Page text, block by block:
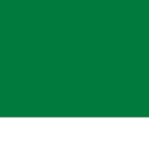
العمل، والاختبارات.